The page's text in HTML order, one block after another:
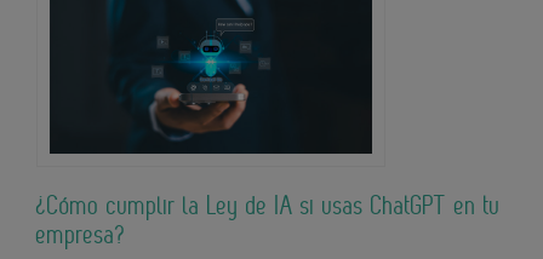
¿Cómo cumplir la Ley de IA si usas ChatGPT en tu
empresa?